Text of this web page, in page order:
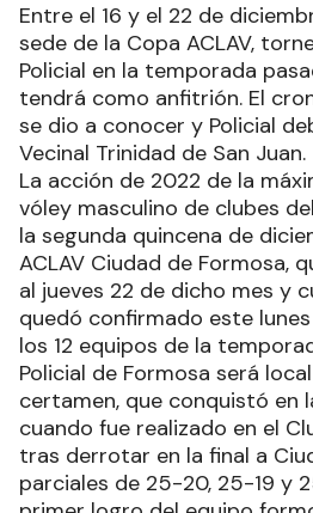
Entre el 16 y el 22 de
sede de la Copa ACLAV,
Policial en la temporada
tendrá como anfitrión. El
se dio a conocer y Policial
Vecinal Trinidad de San Juan.
La acción de 2022 de la
vóley masculino de clubes
la segunda quincena de
ACLAV Ciudad de Formosa,
al jueves 22 de dicho mes y
quedó confirmado este
los 12 equipos de la
Policial de Formosa será
certamen, que conquistó en
cuando fue realizado en el
tras derrotar en la final a
parciales de 25-20, 25-19 y